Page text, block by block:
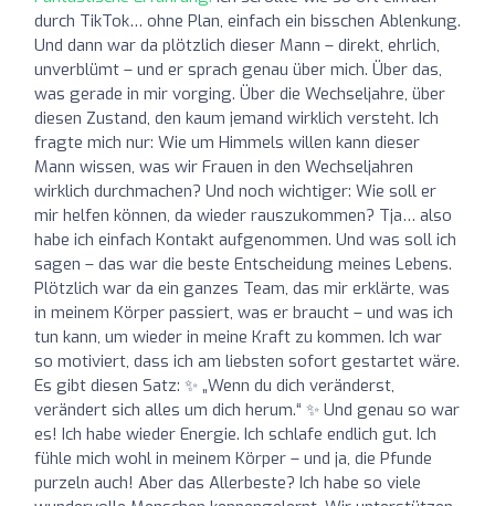
durch TikTok… ohne Plan, einfach ein bisschen Ablenkung.
Und dann war da plötzlich dieser Mann – direkt, ehrlich,
unverblümt – und er sprach genau über mich. Über das,
was gerade in mir vorging. Über die Wechseljahre, über
diesen Zustand, den kaum jemand wirklich versteht. Ich
fragte mich nur: Wie um Himmels willen kann dieser
Mann wissen, was wir Frauen in den Wechseljahren
wirklich durchmachen? Und noch wichtiger: Wie soll er
mir helfen können, da wieder rauszukommen? Tja… also
habe ich einfach Kontakt aufgenommen. Und was soll ich
sagen – das war die beste Entscheidung meines Lebens.
Plötzlich war da ein ganzes Team, das mir erklärte, was
in meinem Körper passiert, was er braucht – und was ich
tun kann, um wieder in meine Kraft zu kommen. Ich war
so motiviert, dass ich am liebsten sofort gestartet wäre.
Es gibt diesen Satz: ✨ „Wenn du dich veränderst,
verändert sich alles um dich herum.“ ✨ Und genau so war
es! Ich habe wieder Energie. Ich schlafe endlich gut. Ich
fühle mich wohl in meinem Körper – und ja, die Pfunde
purzeln auch! Aber das Allerbeste? Ich habe so viele